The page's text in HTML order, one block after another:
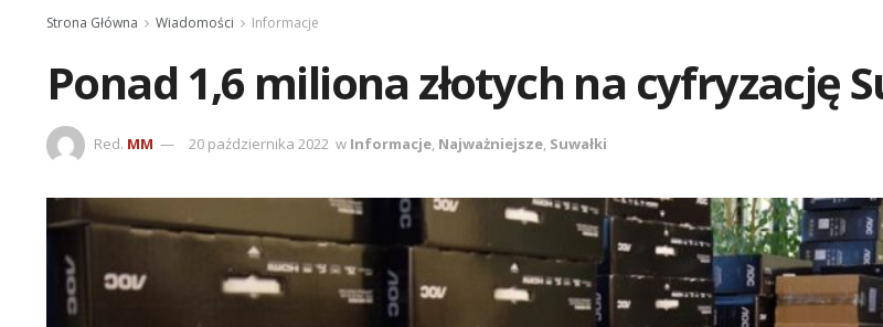
Strona Główna Wiadomości Informacje
Ponad 1,6 miliona złotych na cyfryzację
Red. MM 20 października 2022 w Informacje, Najważniejsze, Suwałki